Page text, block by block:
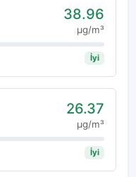
38.96
μg/m³
İyi
26.37
μg/m³
İyi